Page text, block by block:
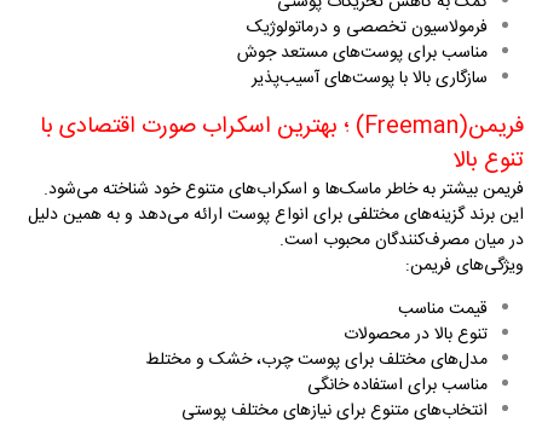
فرمولاسیون تخصصی و درماتولوژیک
مناسب برای پوست‌های مستعد جوش
سازگاری بالا با پوست‌های آسیب‌پذیر
فریمن(Freeman) ؛ بهترین اسکراب صورت اقتصادی با
تنوع بالا
فریمن بیشتر به خاطر ماسک‌ها و اسکراب‌های متنوع خود شناخته می‌شود.
این برند گزینه‌های مختلفی برای انواع پوست ارائه می‌دهد و به همین دلیل
در میان مصرف‌کنندگان محبوب است.
ویژگی‌های فریمن:
قیمت مناسب
تنوع بالا در محصولات
مدل‌های مختلف برای پوست چرب، خشک و مختلط
مناسب برای استفاده خانگی
انتخاب‌های متنوع برای نیازهای مختلف پوستی